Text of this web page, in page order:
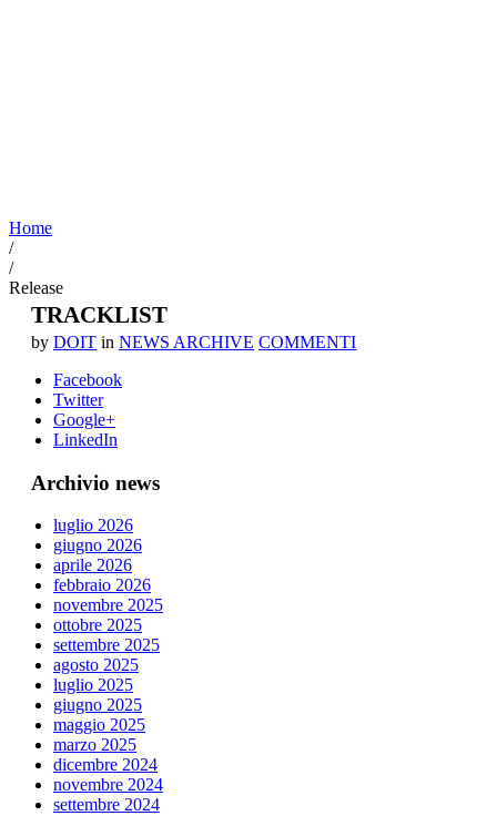
Home
/
/
Release
TRACKLIST
by DOIT in NEWS ARCHIVE COMMENTI
Facebook
Twitter
Google+
LinkedIn
Archivio news
luglio 2026
giugno 2026
aprile 2026
febbraio 2026
novembre 2025
ottobre 2025
settembre 2025
agosto 2025
luglio 2025
giugno 2025
maggio 2025
marzo 2025
dicembre 2024
novembre 2024
settembre 2024